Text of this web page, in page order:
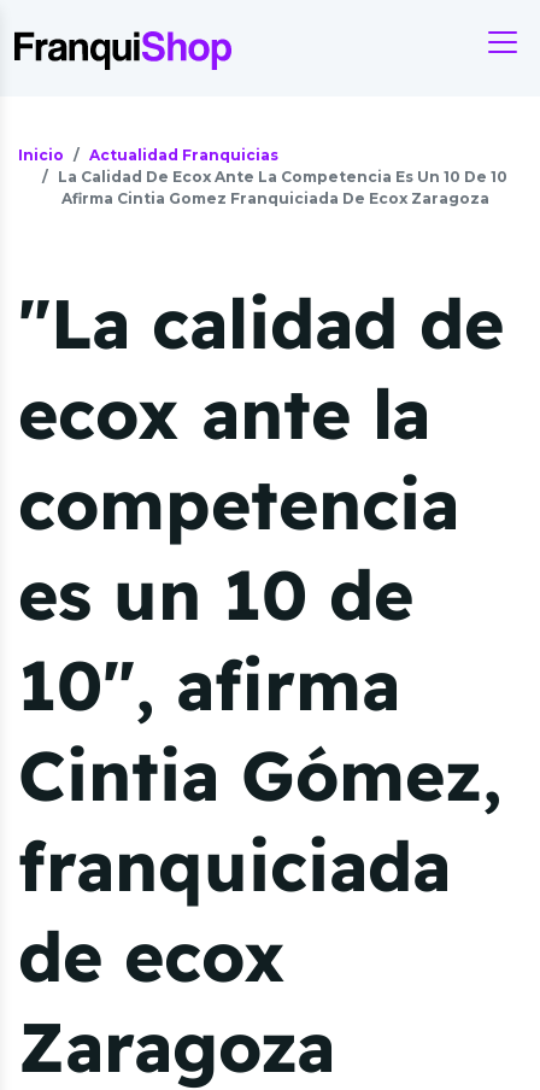
Inicio
Actualidad Franquicias
La Calidad De Ecox Ante La Competencia Es Un 10 De 10
Afirma Cintia Gomez Franquiciada De Ecox Zaragoza
"La calidad de
ecox ante la
competencia
es un 10 de
10", afirma
Cintia Gómez,
franquiciada
de ecox
Zaragoza